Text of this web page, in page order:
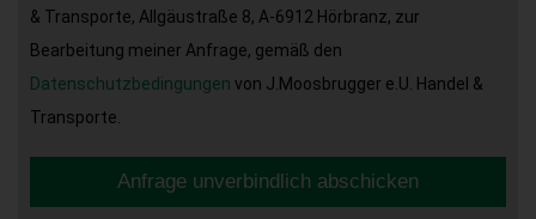
& Transporte, Allgäustraße 8, A-6912 Hörbranz, zur
Bearbeitung meiner Anfrage, gemäß den
Datenschutzbedingungen von J.Moosbrugger e.U. Handel &
Transporte.
Anfrage unverbindlich abschicken